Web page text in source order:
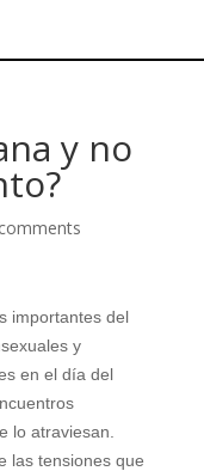
y no
importantes del
y
en el día del
lo atraviesan.
las tensiones que